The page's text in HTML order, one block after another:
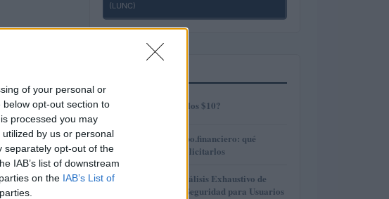
of your personal or
opt-out section to
processed you may
by us or personal
separately opt-out of the
IAB’s list of downstream
on the IAB’s List of
(LUNC)
1 ¿AMP alcanzará los $10?
2
Préstamos en Kubo.financiero: qué
ofrecen y cómo solicitarlos
3
Gana Crédito: Análisis Exhaustivo de
Funcionalidad y Seguridad para Usuarios